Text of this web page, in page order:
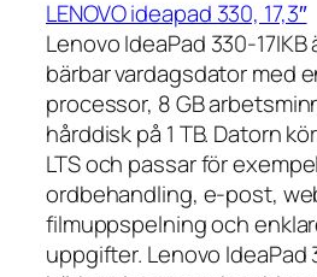
LENOVO ideapad 330, 17,3″
Lenovo IdeaPad 330-
bärbar vardagsdator med
processor, 8 GB
hårddisk på 1 TB. Datorn
LTS och passar för
ordbehandling, e-post,
filmuppspelning och
uppgifter. Lenovo IdeaPad